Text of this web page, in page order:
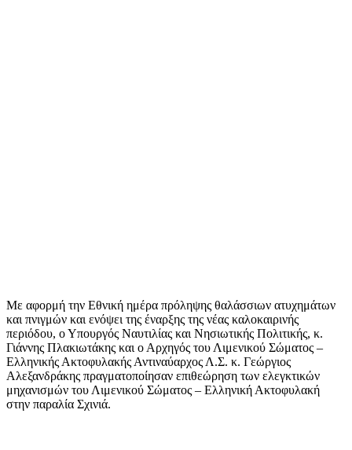
Με αφορμή την Εθνική ημέρα πρόληψης θαλάσσιων ατυχημάτων
και πνιγμών και ενόψει της έναρξης της νέας καλοκαιρινής
περιόδου, ο Υπουργός Ναυτιλίας και Νησιωτικής Πολιτικής, κ.
Γιάννης Πλακιωτάκης και ο Αρχηγός του Λιμενικού Σώματος –
Ελληνικής Ακτοφυλακής Αντιναύαρχος Λ.Σ. κ. Γεώργιος
Αλεξανδράκης πραγματοποίησαν επιθεώρηση των ελεγκτικών
μηχανισμών του Λιμενικού Σώματος – Ελληνική Ακτοφυλακή
στην παραλία Σχινιά.